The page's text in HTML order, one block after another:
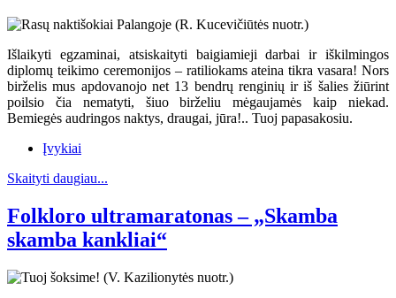
Išlaikyti egzaminai, atsiskaityti baigiamieji darbai ir iškilmingos
diplomų teikimo ceremonijos – ratiliokams ateina tikra vasara! Nors
birželis mus apdovanojo net 13 bendrų renginių ir iš šalies žiūrint
poilsio čia nematyti, šiuo birželiu mėgaujamės kaip niekad.
Bemiegės audringos naktys, draugai, jūra!.. Tuoj papasakosiu.
Įvykiai
Skaityti daugiau...
Folkloro ultramaratonas – „Skamba
skamba kankliai“